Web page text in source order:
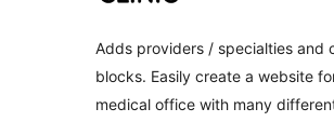
Adds providers / specialties and
blocks. Easily create a website
medical office with many